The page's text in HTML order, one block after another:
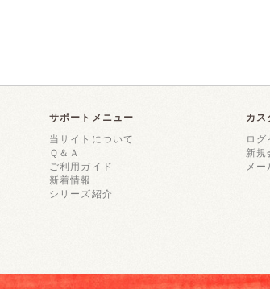
サポートメニュー
当サイトについて
Ｑ＆Ａ
ご利用ガイド
新着情報
シリーズ紹介
カス
ログ
新規
メ